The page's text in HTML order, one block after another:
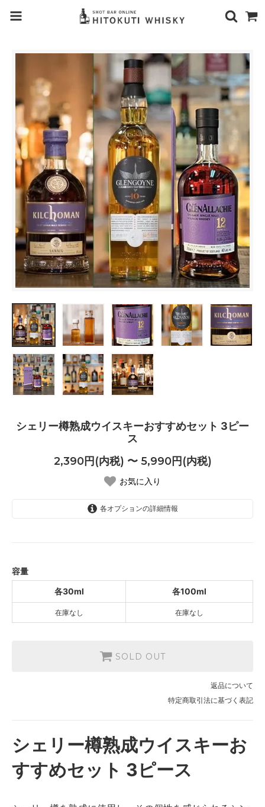
シェリー樽熟成ウイスキーおすすめセット 3ピー
ス
2,390円(内税) 〜 5,990円(内税)
お気に入り
各オプションの詳細情報
SOLD OUT
容量
各30ml
各100ml
在庫なし 在庫なし
SOLD OUT
返品について
特定商取引法に基づく表記
シェリー樽熟成ウイスキーお
すすめセット 3ピース